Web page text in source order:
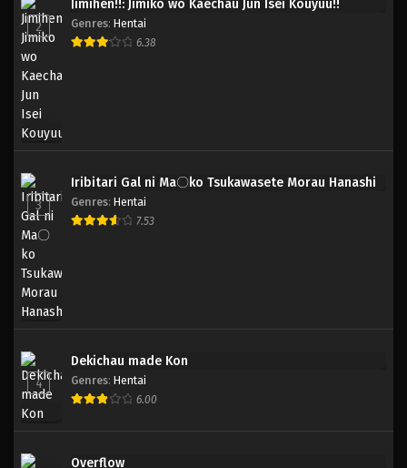
2
Jimihen!!: Jimiko wo Kaechau Jun Isei Kouyuu!!
Genres: Hentai
6.38
3
Iribitari Gal ni Ma〇ko Tsukawasete Morau Hanashi
Genres: Hentai
7.53
4
Dekichau made Kon
Genres: Hentai
6.00
Overflow